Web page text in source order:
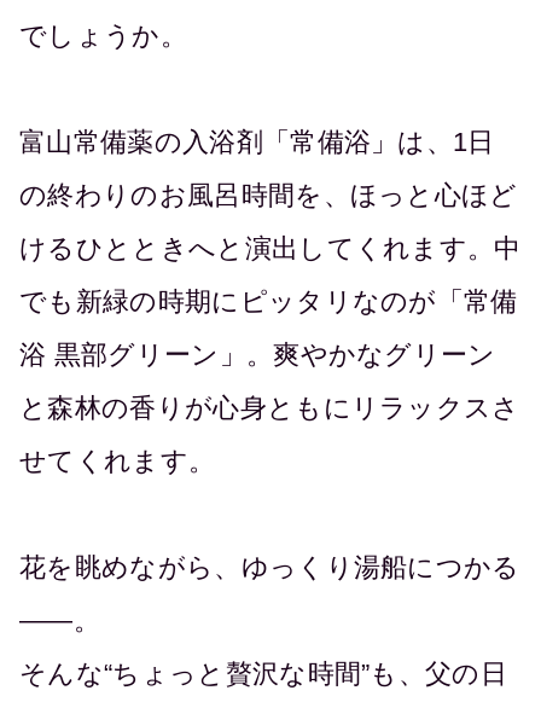
でしょうか。
富山常備薬の入浴剤「常備浴」は、1日
の終わりのお風呂時間を、ほっと心ほど
けるひとときへと演出してくれます。中
でも新緑の時期にピッタリなのが「常備
浴 黒部グリーン」。爽やかなグリーン
と森林の香りが心身ともにリラックスさ
せてくれます。
花を眺めながら、ゆっくり湯船につかる
――。
そんな“ちょっと贅沢な時間”も、父の日